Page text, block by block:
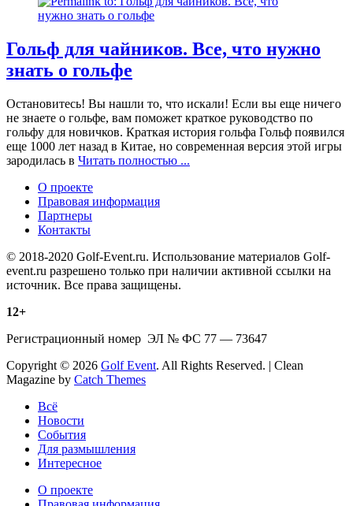
Гольф для чайников. Все, что нужно
знать о гольфе
Остановитесь! Вы нашли то, что искали! Если вы еще ничего
не знаете о гольфе, вам поможет краткое руководство по
гольфу для новичков. Краткая история гольфа Гольф появился
еще 1000 лет назад в Китае, но современная версия этой игры
зародилась в Читать полностью ...
О проекте
Правовая информация
Партнеры
Контакты
© 2018-2020 Golf-Event.ru. Использование материалов Golf-
event.ru разрешено только при наличии активной ссылки на
источник. Все права защищены.
12+
Регистрационный номер ЭЛ № ФС 77 — 73647
Copyright © 2026 Golf Event. All Rights Reserved. | Clean
Magazine by Catch Themes
Всё
Новости
События
Для размышления
Интересное
О проекте